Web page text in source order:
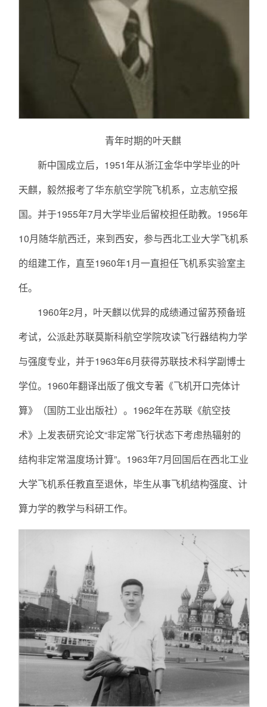
青年时期的叶天麒
新中国成立后，1951年从浙江金华中学毕业的叶
天麒，毅然报考了华东航空学院飞机系，立志航空报
国。并于1955年7月大学毕业后留校担任助教。1956年
10月随华航西迁，来到西安，参与西北工业大学飞机系
的组建工作，直至1960年1月一直担任飞机系实验室主
任。
1960年2月，叶天麒以优异的成绩通过留苏预备班
考试，公派赴苏联莫斯科航空学院攻读飞行器结构力学
与强度专业，并于1963年6月获得苏联技术科学副博士
学位。1960年翻译出版了俄文专著《飞机开口壳体计
算》（国防工业出版社）。1962年在苏联《航空技
术》上发表研究论文“非定常飞行状态下考虑热辐射的
结构非定常温度场计算”。1963年7月回国后在西北工业
大学飞机系任教直至退休，毕生从事飞机结构强度、计
算力学的教学与科研工作。